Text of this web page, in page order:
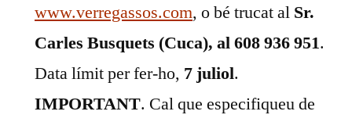
www.verregassos.com, o bé trucat al Sr.
Carles Busquets (Cuca), al 608 936 951.
Data límit per fer-ho, 7 juliol.
IMPORTANT. Cal que especifiqueu de